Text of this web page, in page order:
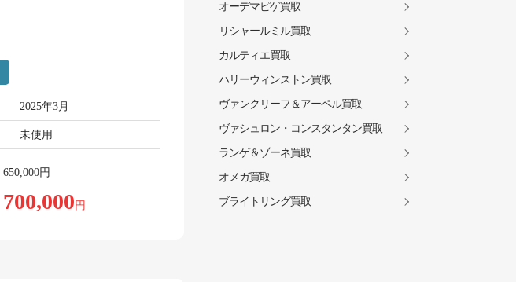
2025年3月
未使用
650,000円
700,000 円
オーデマピゲ買取
リシャールミル買取
カルティエ買取
ハリーウィンストン買取
ヴァンクリーフ＆アーペル買取
ヴァシュロン・コンスタンタン買取
ランゲ＆ゾーネ買取
オメガ買取
ブライトリング買取